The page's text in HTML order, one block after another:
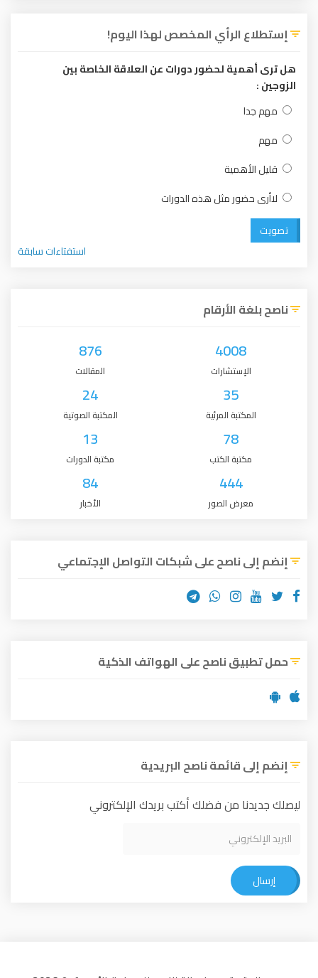
إستطلاع الرأي المخصص لهذا اليوم!
هل ترى أهمية لحضور دورات عن العلاقة الخاصة بين
الزوجين :
مهم جدا
مهم
قليل الأهمية
لاأرى حضور مثل هذه الدورات
تصويت
استفتاءات سابقة
ناصح بلغة الأرقام
4008
الإستشارات
876
المقالات
35
المكتبة المرئية
24
المكتبة الصوتية
78
مكتبة الكتب
13
مكتبة الدورات
444
معرض الصور
84
الأخبار
إنضم إلى ناصح على شبكات التواصل الإجتماعي
حمل تطبيق ناصح على الهواتف الذكية
إنضم إلى قائمة ناصح البريدية
ليصلك جديدنا من فضلك أكتب بريدك الإلكتروني
إرسال